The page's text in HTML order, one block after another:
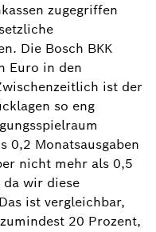
zugegriffen
Die Bosch BKK
Euro in den
ist der
so eng
0,2 Monatsausgaben
nicht mehr als 0,5
da wir diese
ist vergleichbar,
20 Prozent,